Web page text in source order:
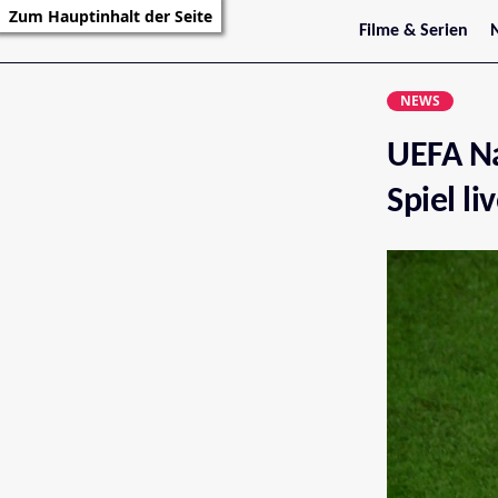
Zum Hauptinhalt der Seite
Filme & Serien
Trailer
Filmarchiv
NEWS
UEFA
Spiel